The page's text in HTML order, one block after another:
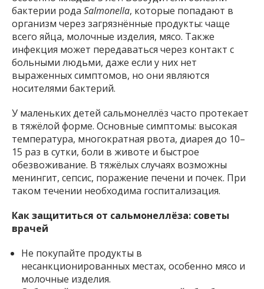
бактерии рода Salmonella, которые попадают в
организм через загрязнённые продукты: чаще
всего яйца, молочные изделия, мясо. Также
инфекция может передаваться через контакт с
больными людьми, даже если у них нет
выраженных симптомов, но они являются
носителями бактерий.
У маленьких детей сальмонеллёз часто протекает
в тяжёлой форме. Основные симптомы: высокая
температура, многократная рвота, диарея до 10–
15 раз в сутки, боли в животе и быстрое
обезвоживание. В тяжёлых случаях возможны
менингит, сепсис, поражение печени и почек. При
таком течении необходима госпитализация.
Как защититься от сальмонеллёза: советы
врачей
Не покупайте продукты в
несанкционированных местах, особенно мясо и
молочные изделия.